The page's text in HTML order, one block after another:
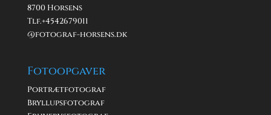
8700 Horsens
Tlf.+4542679011
@fotograf-horsens.dk
Fotoopgaver
Portrætfotograf
Bryllupsfotograf